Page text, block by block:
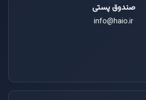
صندوق پستی
info@haio.ir